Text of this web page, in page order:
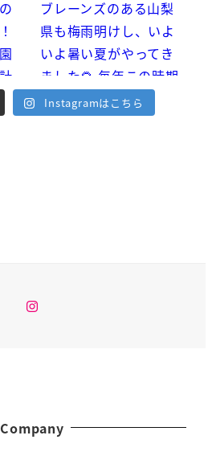
Instagramはこちら
Instagram
Company